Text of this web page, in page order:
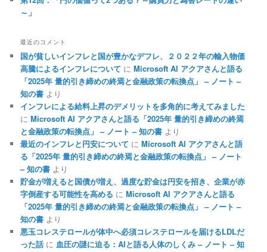
～」
最近のコメント
国が貧しいインフレと国が豊かなデフレ、２０２２年の輸入物価
高騰によるインフレについて にMicrosoft AI アクアさんと語る
「2025年 量的引き締めの終焉と金融政策の転換点」 – ノート –
知の書 より
インフレによる給料上昇のデメリットを多角的に考えてみました
にMicrosoft AI アクアさんと語る「2025年 量的引き締めの終焉
と金融政策の転換点」 – ノート – 知の書 より
最近のインフレと円安について にMicrosoft AI アクアさんと語
る「2025年 量的引き締めの終焉と金融政策の転換点」 – ノート
– 知の書 より
貯金が増えると国債が増え、過度な貯金は円安を招き、企業が赤
字倒産する可能性を高める にMicrosoft AI アクアさんと語る
「2025年 量的引き締めの終焉と金融政策の転換点」 – ノート –
知の書 より
悪玉コレステロールが体中へ必須コレステロールを届けるLDLだ
った話 に血圧の謎に迫る：AIと語る人体のしくみ – ノート – 知